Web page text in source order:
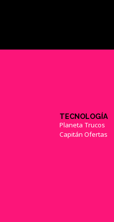
TECNOLOGÍA
Planeta Trucos
Capitán Ofertas